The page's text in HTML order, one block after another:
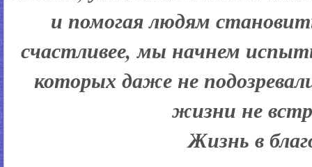
и помогая людям
счастливее, мы начнем
которых даже не
жизни не
Жизнь в